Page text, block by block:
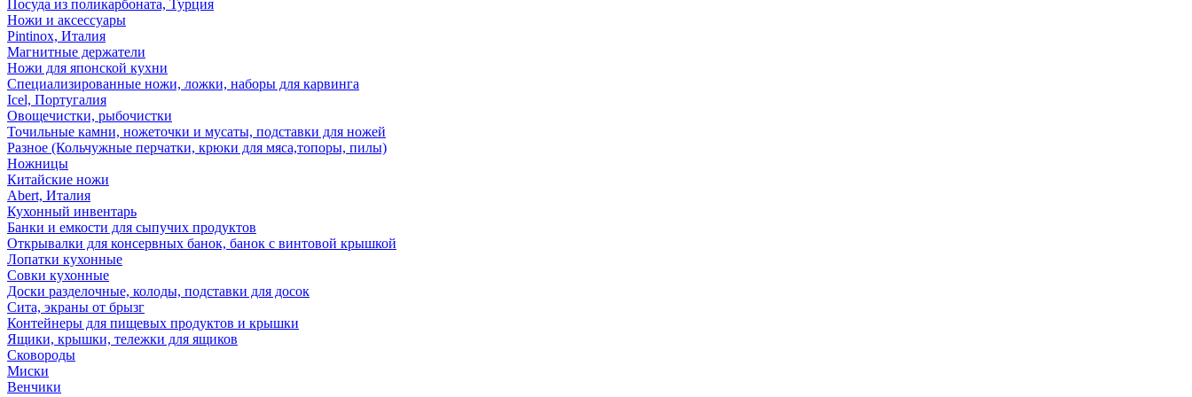
Посуда из поликарбоната, Турция
Ножи и аксессуары
Pintinox, Италия
Магнитные держатели
Ножи для японской кухни
Специализированные ножи, ложки, наборы для карвинга
Icel, Португалия
Овощечистки, рыбочистки
Точильные камни, ножеточки и мусаты, подставки для ножей
Разное (Кольчужные перчатки, крюки для мяса,топоры, пилы)
Ножницы
Китайские ножи
Abert, Италия
Кухонный инвентарь
Банки и емкости для сыпучих продуктов
Открывалки для консервных банок, банок с винтовой крышкой
Лопатки кухонные
Совки кухонные
Доски разделочные, колоды, подставки для досок
Сита, экраны от брызг
Контейнеры для пищевых продуктов и крышки
Ящики, крышки, тележки для ящиков
Сковороды
Миски
Венчики